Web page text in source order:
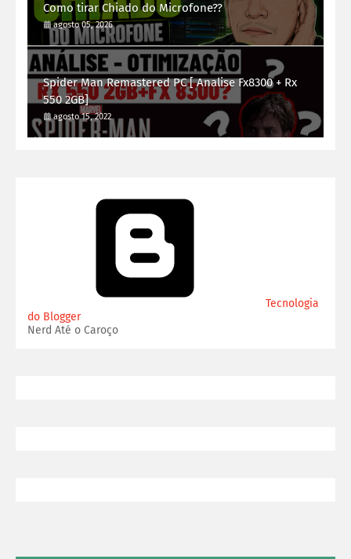
Como tirar Chiado do Microfone??
agosto 05, 2026
Spider Man Remastered PC [ Analise Fx8300 + Rx
550 2GB]
agosto 15, 2022
Tecnologia
do Blogger
Nerd Até o Caroço